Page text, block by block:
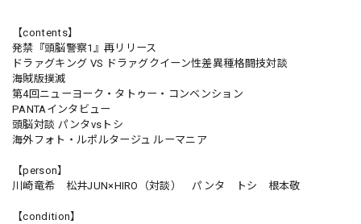
【contents】
発禁『頭脳警察1』再リリース
ドラァグキング VS ドラァグクイーン性差異種格闘技対談
海賊版撲滅
第4回ニューヨーク・タトゥー・コンベンション
PANTAインタビュー
頭脳対談 パンタvsトシ
海外フォト・ルポルタージュ ルーマニア
【person】
川崎竜希 松井JUN×HIRO（対談） パンタ トシ 根本敬
【condition】